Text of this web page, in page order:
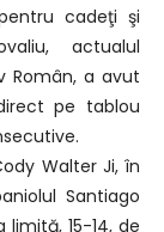
cadeţi şi
actualul
Român, a avut
pe tablou
Walter Ji, în
Santiago
15-14, de